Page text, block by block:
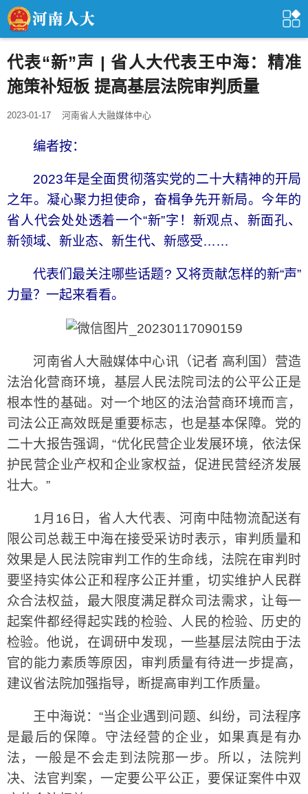
代表“新”声 | 省人大代表王中海：精准
施策补短板 提高基层法院审判质量
2023-01-17 河南省人大融媒体中心
编者按：
2023年是全面贯彻落实党的二十大精神的开局
之年。凝心聚力担使命，奋楫争先开新局。今年的
省人代会处处透着一个“新”字！新观点、新面孔、
新领域、新业态、新生代、新感受……
代表们最关注哪些话题? 又将贡献怎样的新“声”
力量？一起来看看。
河南省人大融媒体中心讯（记者 高利国） 营造
法治化营商环境，基层人民法院司法的公平公正是
根本性的基础。对一个地区的法治营商环境而言，
司法公正高效既是重要标志，也是基本保障。党的
二十大报告强调，“优化民营企业发展环境，依法保
护民营企业产权和企业家权益，促进民营经济发展
壮大。”
1月16日，省人大代表、河南中陆物流配送有
限公司总裁王中海在接受采访时表示，审判质量和
效果是人民法院审判工作的生命线，法院在审判时
要坚持实体公正和程序公正并重，切实维护人民群
众合法权益，最大限度满足群众司法需求，让每一
起案件都经得起实践的检验、人民的检验、历史的
检验。他说，在调研中发现，一些基层法院由于法
官的能力素质等原因，审判质量有待进一步提高，
建议省法院加强指导，断提高审判工作质量。
王中海说：“当企业遇到问题、纠纷，司法程序
是最后的保障。守法经营的企业，如果真是有办
法，一般是不会走到法院那一步。所以，法院判
决、法官判案，一定要公平公正，要保证案件中双